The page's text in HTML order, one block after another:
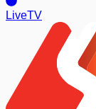
LiveTV